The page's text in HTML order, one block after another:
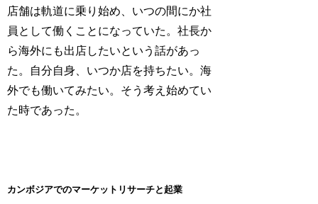
店舗は軌道に乗り始め、いつの間にか社
員として働くことになっていた。社長か
ら海外にも出店したいという話があっ
た。自分自身、いつか店を持ちたい。海
外でも働いてみたい。そう考え始めてい
た時であった。
カンボジアでのマーケットリサーチと起業